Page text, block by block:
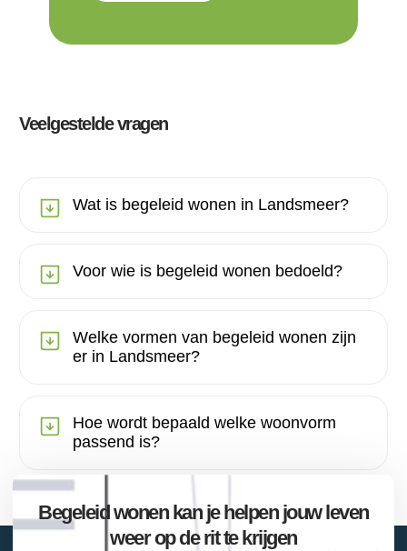
Veelgestelde vragen
Wat is begeleid wonen in Landsmeer?
Voor wie is begeleid wonen bedoeld?
Welke vormen van begeleid wonen zijn
er in Landsmeer?
Hoe wordt bepaald welke woonvorm
passend is?
Begeleid wonen kan je helpen jouw leven
weer op de rit te krijgen